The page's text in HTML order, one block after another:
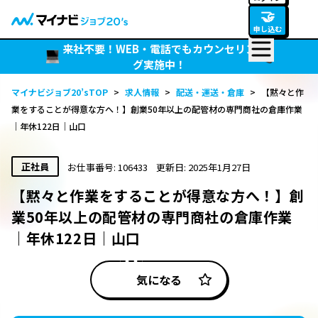
🤝
申し込む
来社不要！WEB・電話でもカウンセリン
グ実施中！
マイナビジョブ20’sTOP > 求人情報 > 配送・運送・倉庫 >
【黙々と作
業をすることが得意な方へ！】創業50年以上の配管材の専門商社の倉庫作業
｜年休122日｜山口
正社員 お仕事番号: 106433 更新日: 2025年1月27日
【黙々と作業をすることが得意な方へ！】創
業50年以上の配管材の専門商社の倉庫作業
｜年休122日｜山口
気になる